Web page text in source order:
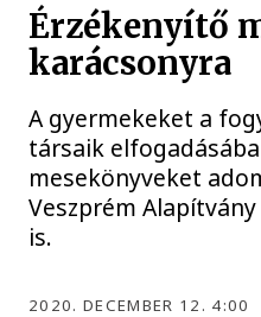
Érzékenyítő
karácsonyra
A gyermekeket a
társaik
mesekönyveket
Veszprém
is.
2020. DECEMBER 12. 4:00